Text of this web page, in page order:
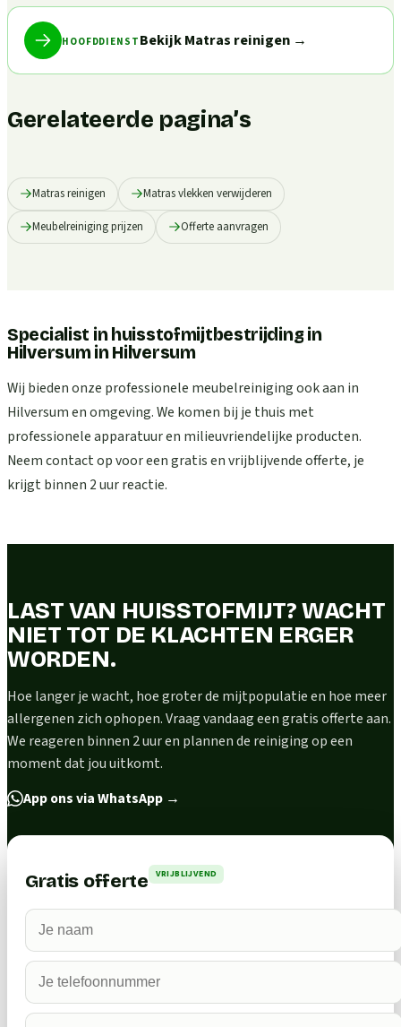
HOOFDDIENST Bekijk Matras reinigen→
Gerelateerde pagina’s
Matras reinigen Matras vlekken verwijderen
Meubelreiniging prijzen Offerte aanvragen
Specialist in huisstofmijtbestrijding in
HilversuminHilversum
Wij bieden onze professionele meubelreiniging ook aan in
Hilversum en omgeving. We komen bij je thuis met
professionele apparatuur en milieuvriendelijke producten.
Neem contact op voor een gratis en vrijblijvende offerte, je
krijgt binnen 2 uur reactie.
LAST VAN HUISSTOFMIJT? WACHT
NIET TOT DE KLACHTEN ERGER
WORDEN.
Hoe langer je wacht, hoe groter de mijtpopulatie en hoe meer
allergenen zich ophopen. Vraag vandaag een gratis offerte aan.
We reageren binnen 2 uur en plannen de reiniging op een
moment dat jou uitkomt.
App ons via WhatsApp →
Gratis offerte VRIJBLIJVEND